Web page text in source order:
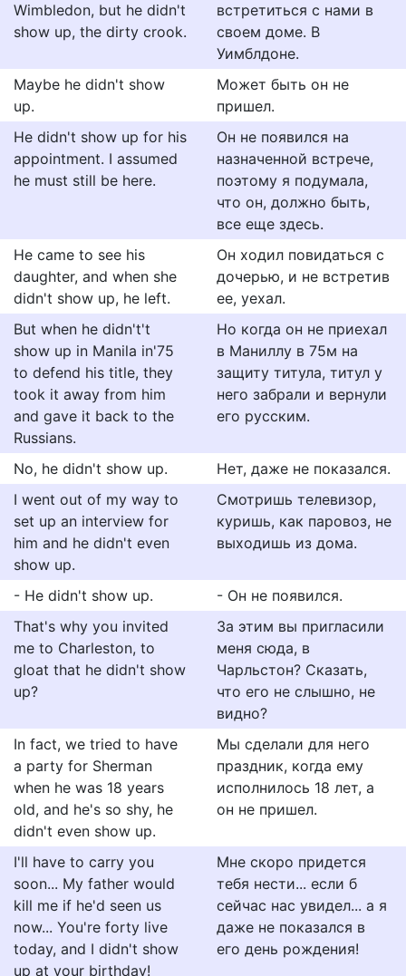
Wimbledon, but he didn't
show up, the dirty crook.
встретиться с нами в
своем доме. В
Уимблдоне.
Maybe he didn't show
up.
Может быть он не
пришел.
He didn't show up for his
appointment. I assumed
he must still be here.
Он не появился на
назначенной встрече,
поэтому я подумала,
что он, должно быть,
все еще здесь.
He came to see his
daughter, and when she
didn't show up, he left.
Он ходил повидаться с
дочерью, и не встретив
ее, уехал.
But when he didn't't
show up in Manila in'75
to defend his title, they
took it away from him
and gave it back to the
Russians.
Но когда он не приехал
в Маниллу в 75м на
защиту титула, титул у
него забрали и вернули
его русским.
No, he didn't show up.
Нет, даже не показался.
I went out of my way to
set up an interview for
him and he didn't even
show up.
Смотришь телевизор,
куришь, как паровоз, не
выходишь из дома.
- He didn't show up.
- Он не появился.
That's why you invited
me to Charleston, to
gloat that he didn't show
up?
За этим вы пригласили
меня сюда, в
Чарльстон? Сказать,
что его не слышно, не
видно?
In fact, we tried to have
a party for Sherman
when he was 18 years
old, and he's so shy, he
didn't even show up.
Мы сделали для него
праздник, когда ему
исполнилось 18 лет, а
он не пришел.
I'll have to carry you
soon... My father would
kill me if he'd seen us
now... You're forty live
today, and I didn't show
up at your birthday!
Мне скоро придется
тебя нести... если б
сейчас нас увидел... а я
даже не показался в
его день рождения!